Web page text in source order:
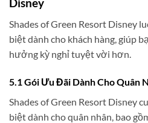
Disney
Shades of Green Resort Disney
biệt dành cho khách hàng, giúp
hưởng kỳ nghỉ tuyệt vời hơn.
5.1 Gói Ưu Đãi Dành Cho Quân
Shades of Green Resort Disney
biệt dành cho quân nhân, bao